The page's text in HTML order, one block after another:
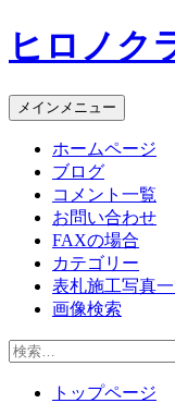
コ
ン
ン
ツ
ヒロノ
メインメニュー
ホームページ
ブログ
コメント一覧
お問い合わせ
FAXの場合
カテゴリー
表札施工写真
画像検索
検
トップページ